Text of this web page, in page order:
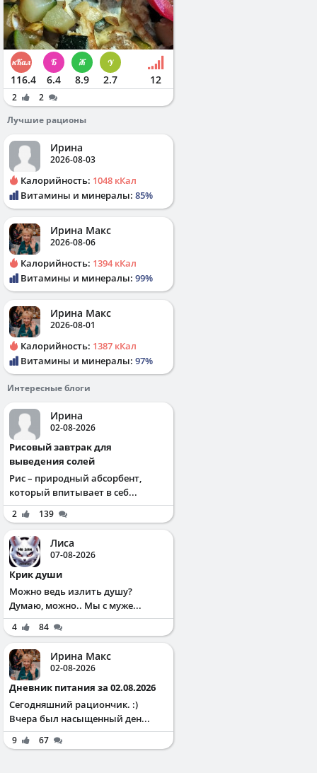
116.4 6.4 8.9 2.7 12
2
2
Лучшие рационы
Ирина
2026-08-03
Калорийность: 1048 кКал
Витамины и минералы: 85%
Ирина Макс
2026-08-06
Калорийность: 1394 кКал
Витамины и минералы: 99%
Ирина Макс
2026-08-01
Калорийность: 1387 кКал
Витамины и минералы: 97%
Интересные блоги
Ирина
02-08-2026
Рисовый завтрак для
выведения солей
Рис – природный абсорбент,
который впитывает в себ...
2 139
Лиса
07-08-2026
Крик души
Можно ведь излить душу?
Думаю, можно.. Мы с муже...
4 84
Ирина Макс
02-08-2026
Дневник питания за 02.08.2026
Сегодняшний рациончик. :)
Вчера был насыщенный ден...
9 67